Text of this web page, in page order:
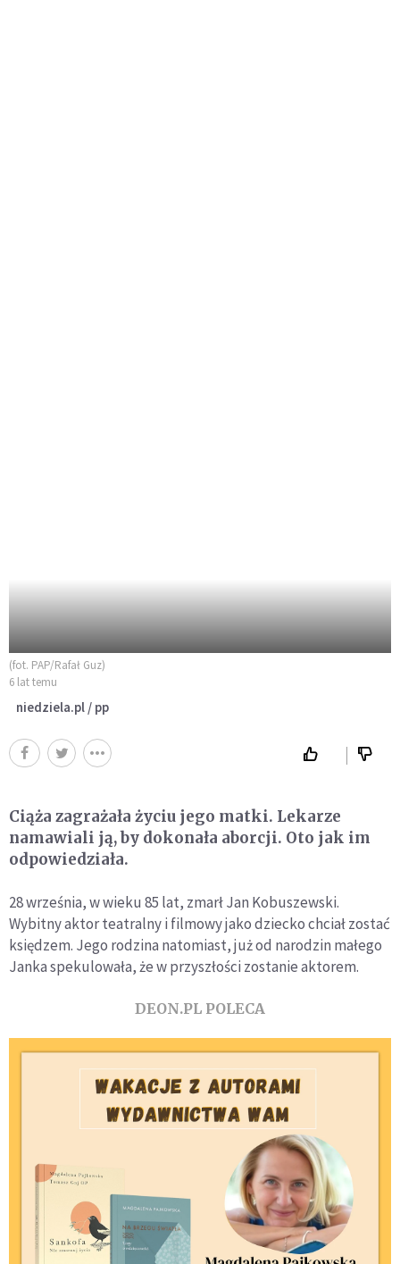
(fot. PAP/Rafał Guz)
6 lat temu
niedziela.pl / pp
Ciąża zagrażała życiu jego matki. Lekarze
namawiali ją, by dokonała aborcji. Oto jak im
odpowiedziała.
28 września, w wieku 85 lat, zmarł Jan Kobuszewski.
Wybitny aktor teatralny i filmowy jako dziecko chciał zostać
księdzem. Jego rodzina natomiast, już od narodzin małego
Janka spekulowała, że w przyszłości zostanie aktorem.
DEON.PL POLECA